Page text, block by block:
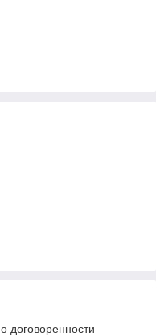
договоренности